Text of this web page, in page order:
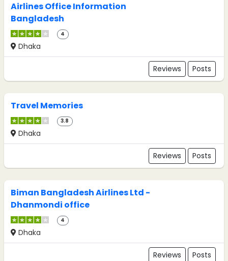
Airlines Office Information
Bangladesh
4
Dhaka
Reviews Posts
Travel Memories
3.8
Dhaka
Reviews Posts
Biman Bangladesh Airlines Ltd -
Dhanmondi office
4
Dhaka
Reviews Posts